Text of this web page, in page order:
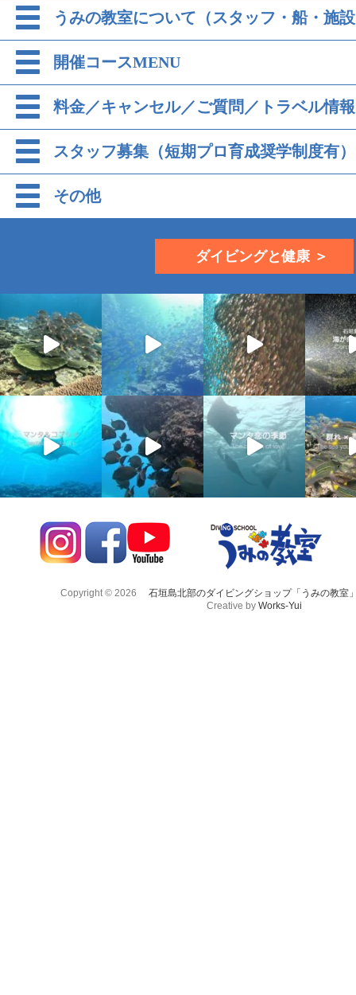
うみの教室について（スタッフ・船・施
開催コースMENU
料金／キャンセル／ご質問／トラベル情報
スタッフ募集（短期プロ育成奨学制度有）
その他
ダイビングと健康 ＞
Copyright © 2026
石垣島北部のダイビングショップ「うみの教室
Creative by Works-Yui